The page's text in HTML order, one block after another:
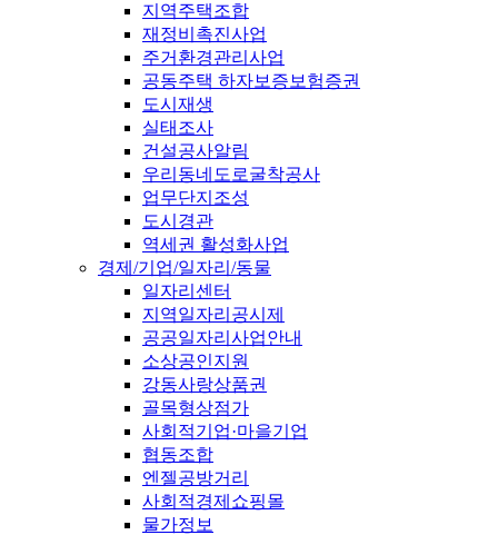
지역주택조합
재정비촉진사업
주거환경관리사업
공동주택 하자보증보험증권
도시재생
실태조사
건설공사알림
우리동네도로굴착공사
업무단지조성
도시경관
역세권 활성화사업
경제/기업/일자리/동물
일자리센터
지역일자리공시제
공공일자리사업안내
소상공인지원
강동사랑상품권
골목형상점가
사회적기업·마을기업
협동조합
엔젤공방거리
사회적경제쇼핑몰
물가정보